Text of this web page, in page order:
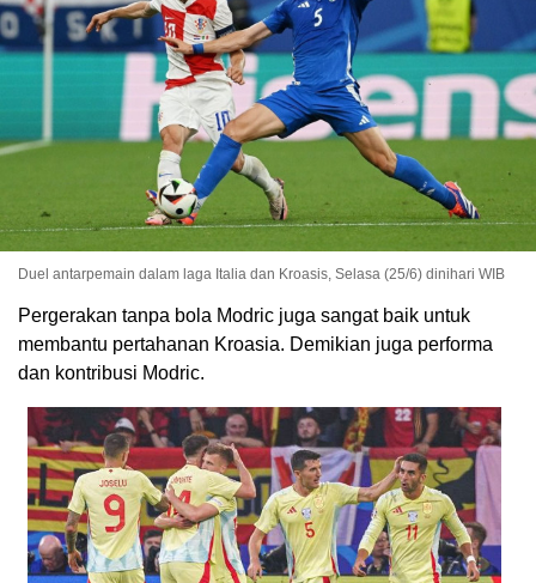
Duel antarpemain dalam laga Italia dan Kroasis, Selasa (25/6) dinihari WIB
Pergerakan tanpa bola Modric juga sangat baik untuk
membantu pertahanan Kroasia. Demikian juga performa
dan kontribusi Modric.